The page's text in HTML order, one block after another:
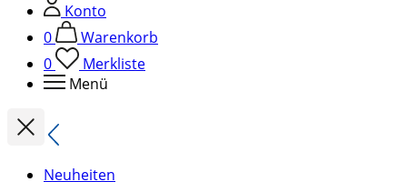
Konto
0
Warenkorb
0
Merkliste
Menü
Neuheiten